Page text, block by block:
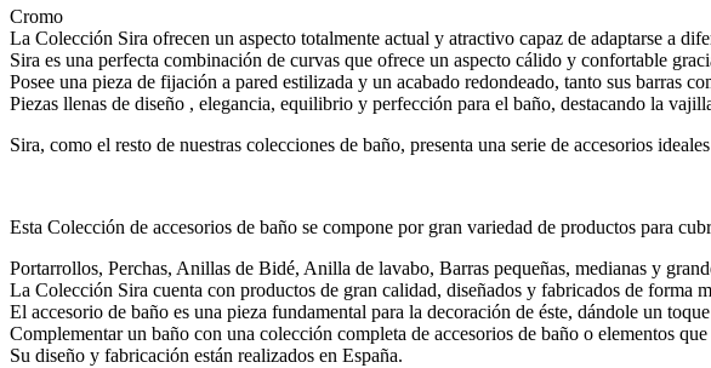
Cromo
La Colección Sira ofrecen un aspecto totalmente actual y atractivo capaz de adaptarse a
Sira es una perfecta combinación de curvas que ofrece un aspecto cálido y confortable
Posee una pieza de fijación a pared estilizada y un acabado redondeado, tanto sus barras
Piezas llenas de diseño , elegancia, equilibrio y perfección para el baño, destacando la
Sira, como el resto de nuestras colecciones de baño, presenta una serie de accesorios
Esta Colección de accesorios de baño se compone por gran variedad de productos para
Portarrollos, Perchas, Anillas de Bidé, Anilla de lavabo, Barras pequeñas, medianas y
La Colección Sira cuenta con productos de gran calidad, diseñados y fabricados de forma
El accesorio de baño es una pieza fundamental para la decoración de éste, dándole un
Complementar un baño con una colección completa de accesorios de baño o elementos
Su diseño y fabricación están realizados en España.